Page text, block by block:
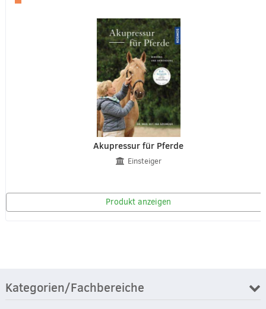
Akupressur für Pferde
Einsteiger
Produkt anzeigen
Kategorien/Fachbereiche